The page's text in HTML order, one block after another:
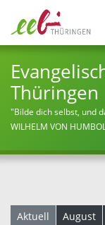
Thüringen
"Bilde dich selbst, und
WILHELM VON
Aktuell August